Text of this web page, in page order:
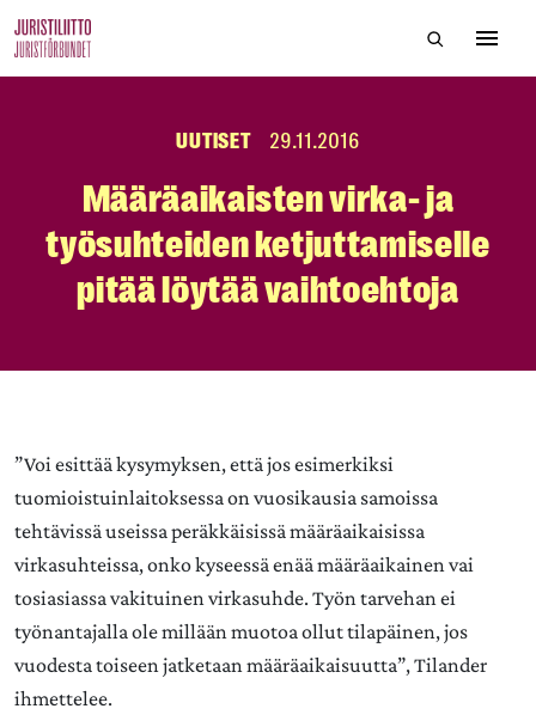
to
Hae
UUTISET 29.11.2016
Määräaikaisten virka- ja
työsuhteiden ketjuttamiselle
pitää löytää vaihtoehtoja
”Voi esittää kysymyksen, että jos esimerkiksi
tuomioistuinlaitoksessa on vuosikausia samoissa
tehtävissä useissa peräkkäisissä määräaikaisissa
virkasuhteissa, onko kyseessä enää määräaikainen vai
tosiasiassa vakituinen virkasuhde. Työn tarvehan ei
työnantajalla ole millään muotoa ollut tilapäinen, jos
vuodesta toiseen jatketaan määräaikaisuutta”, Tilander
ihmettelee.